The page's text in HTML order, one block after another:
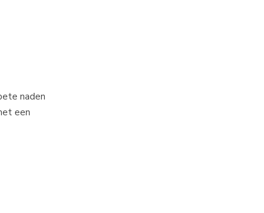
naden
een